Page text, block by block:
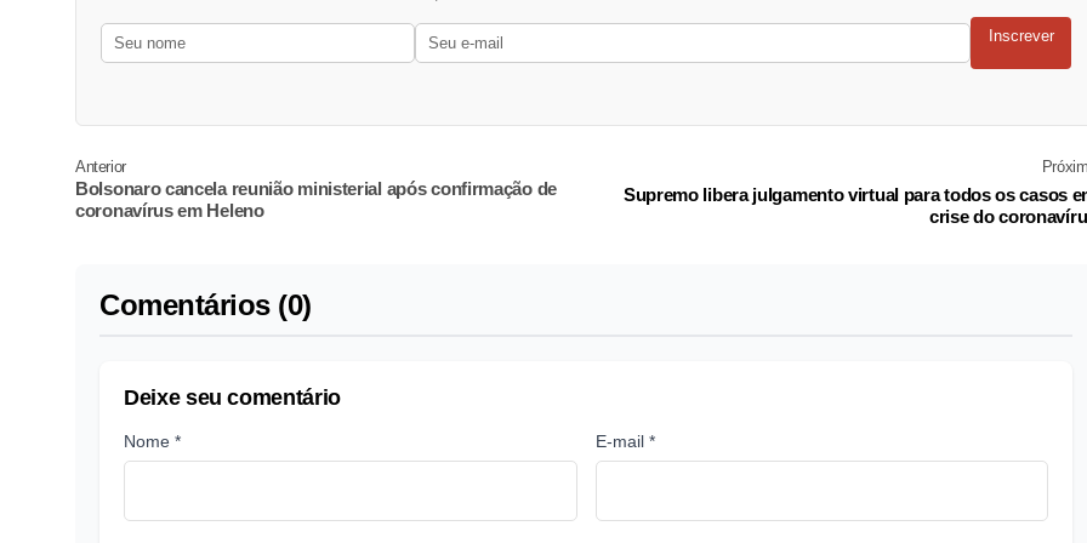
Inscrever
Anterior
Bolsonaro cancela reunião ministerial após confirmação de
coronavírus em Heleno
Supremo libera julgamento virtual para todos os casos
crise do
Comentários (0)
Deixe seu comentário
Nome * E-mail *